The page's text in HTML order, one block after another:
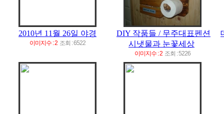
2010년 11월 26일 야경
이미지수 : 2 조회 : 6522
DIY 작품들 / 무주대표펜션
시냇물과 눈꽃세상
이미지수 : 2 조회 : 5226